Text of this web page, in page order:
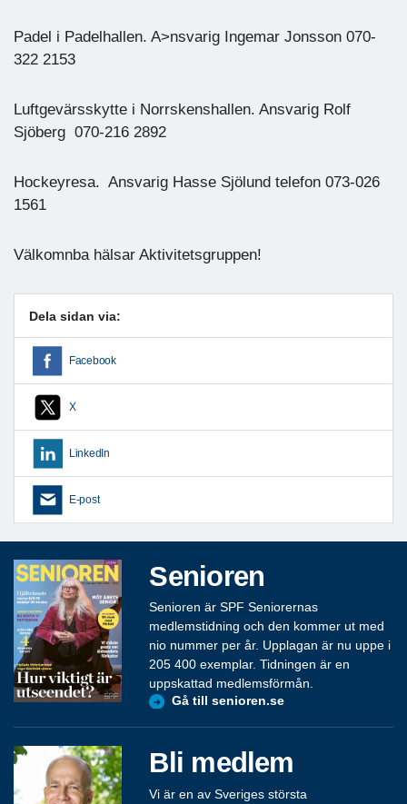
Padel i Padelhallen. A>nsvarig Ingemar Jonsson 070-
322 2153
Luftgevärsskytte i Norrskenshallen. Ansvarig Rolf
Sjöberg 070-216 2892
Hockeyresa. Ansvarig Hasse Sjölund telefon 073-026
1561
Välkomnba hälsar Aktivitetsgruppen!
Dela sidan via:
Facebook
X
LinkedIn
E-post
Senioren
Senioren är SPF Seniorernas
medlemstidning och den kommer ut med
nio nummer per år. Upplagan är nu uppe i
205 400 exemplar. Tidningen är en
uppskattad medlemsförmån.
Gå till senioren.se
Bli medlem
Vi är en av Sveriges största